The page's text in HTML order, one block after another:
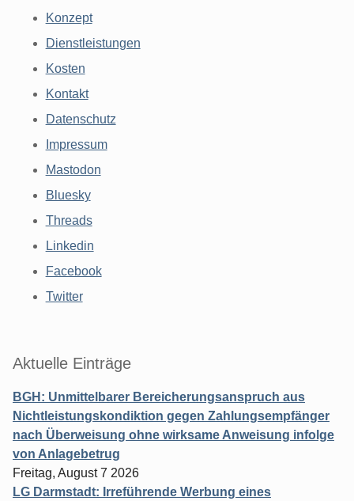
Konzept
Dienstleistungen
Kosten
Kontakt
Datenschutz
Impressum
Mastodon
Bluesky
Threads
Linkedin
Facebook
Twitter
Aktuelle Einträge
BGH: Unmittelbarer Bereicherungsanspruch aus
Nichtleistungskondiktion gegen Zahlungsempfänger
nach Überweisung ohne wirksame Anweisung infolge
von Anlagebetrug
Freitag, August 7 2026
LG Darmstadt: Irreführende Werbung eines